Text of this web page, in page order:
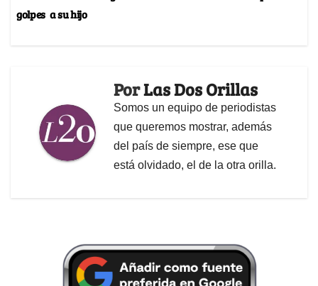
golpes a su hijo
PorLas Dos Orillas
Somos un equipo de periodistas
que queremos mostrar, además
del país de siempre, ese que
está olvidado, el de la otra orilla.